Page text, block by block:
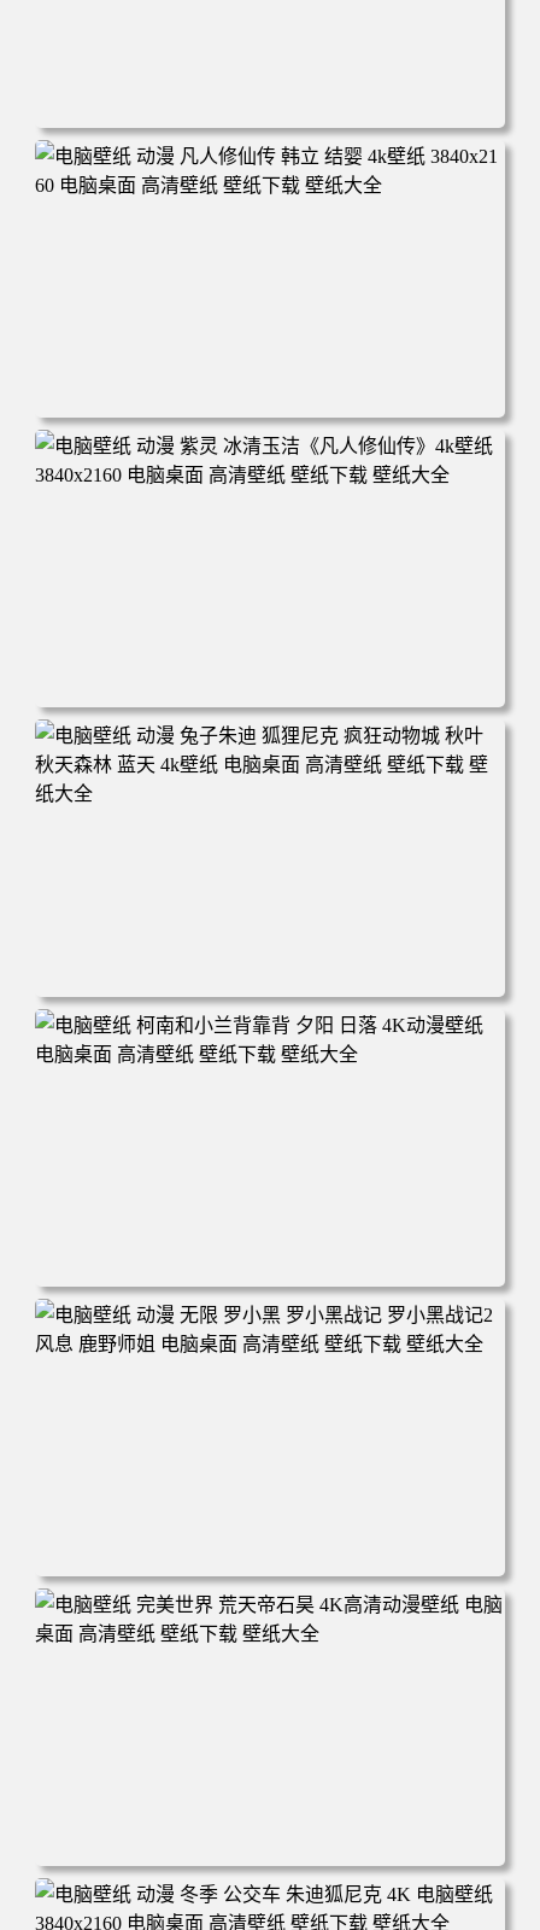
电脑壁纸 动漫角色 卡通场景 夏日休闲 夏日壁纸 治愈系 童
年回忆 荷塘荷叶 蜡笔小新 电脑桌面 高清壁纸 壁纸下载 壁
电脑壁纸 动漫 凡人修仙传 韩立 结婴 4k壁纸 3840x2160 电
脑桌面 高清壁纸 壁纸下载 壁纸大全
电脑壁纸 动漫 紫灵 冰清玉洁《凡人修仙传》4k壁纸 3840x2
160 电脑桌面 高清壁纸 壁纸下载 壁纸大全
电脑壁纸 动漫 兔子朱迪 狐狸尼克 疯狂动物城 秋叶 秋天森
林 蓝天 4k壁纸 电脑桌面 高清壁纸 壁纸下载 壁纸大全
电脑壁纸 柯南和小兰背靠背 夕阳 日落 4K动漫壁纸 电脑桌
面 高清壁纸 壁纸下载 壁纸大全
电脑壁纸 动漫 无限 罗小黑 罗小黑战记 罗小黑战记2 风息
鹿野师姐 电脑桌面 高清壁纸 壁纸下载 壁纸大全
电脑壁纸 完美世界 荒天帝石昊 4K高清动漫壁纸 电脑桌面
高清壁纸 壁纸下载 壁纸大全